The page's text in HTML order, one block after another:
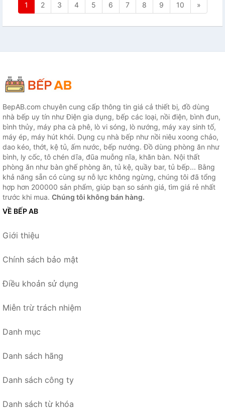
1 2 3 4 5 6 7 8 9 10 »
BepAB.com chuyên cung cấp thông tin giá cả thiết bị, đồ dùng
nhà bếp uy tín như Điện gia dụng, bếp các loại, nồi điện, bình đun,
bình thủy, máy pha cà phê, lò vi sóng, lò nướng, máy xay sinh tố,
máy ép, máy hút khói. Dụng cụ nhà bếp như nồi niêu xoong chảo,
dao kéo, thớt, kệ tủ, ấm nước, bếp nướng. Đồ dùng phòng ăn như
bình, ly cốc, tô chén dĩa, đũa muỗng nĩa, khăn bàn. Nội thất
phòng ăn như bàn ghế phòng ăn, tủ kệ, quầy bar, tủ bếp... Bằng
khả năng sẵn có cùng sự nỗ lực không ngừng, chúng tôi đã tổng
hợp hơn 200000 sản phẩm, giúp bạn so sánh giá, tìm giá rẻ nhất
trước khi mua. Chúng tôi không bán hàng.
VỀ BẾP AB
Giới thiệu
Chính sách bảo mật
Điều khoản sử dụng
Miễn trừ trách nhiệm
Danh mục
Danh sách hãng
Danh sách công ty
Danh sách từ khóa